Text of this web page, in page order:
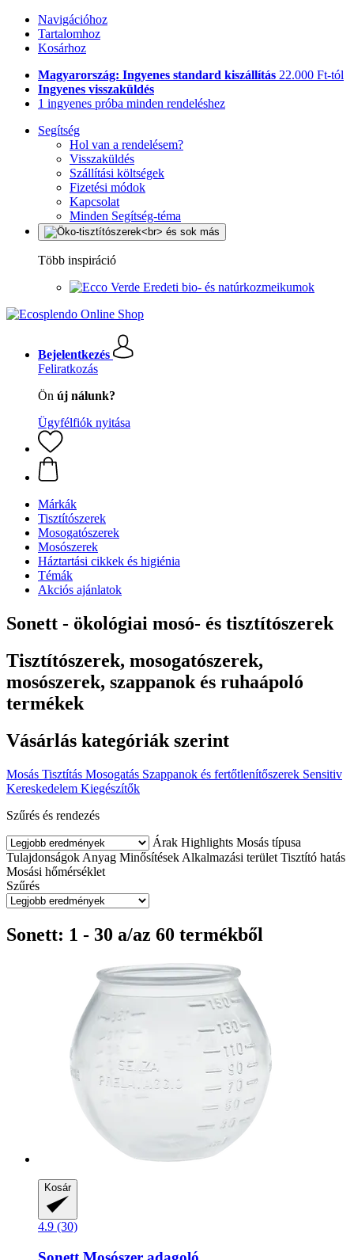
Navigációhoz
Tartalomhoz
Kosárhoz
Magyarország: Ingyenes standard kiszállítás 22.000 Ft-tól
Ingyenes visszaküldés
1 ingyenes próba minden rendeléshez
Segítség
Hol van a rendelésem?
Visszaküldés
Szállítási költségek
Fizetési módok
Kapcsolat
Minden Segítség-téma
Több inspiráció
Eredeti bio- és natúrkozmeikumok
Bejelentkezés
Feliratkozás
Ön új nálunk?
Ügyfélfiók nyitása
Márkák
Tisztítószerek
Mosogatószerek
Mosószerek
Háztartási cikkek és higiénia
Témák
Akciós ajánlatok
Sonett - ökológiai mosó- és tisztítószerek
Tisztítószerek, mosogatószerek,
mosószerek, szappanok és ruhaápoló
termékek
Vásárlás kategóriák szerint
Mosás Tisztítás Mosogatás Szappanok és fertőtlenítőszerek Sensitiv
Kereskedelem Kiegészítők
Szűrés és rendezés
Árak Highlights Mosás típusa
Tulajdonságok Anyag Minősítések Alkalmazási terület Tisztító hatás
Mosási hőmérséklet
Szűrés
Sonett: 1 - 30 a/az 60 termékből
Kosár
4.9 (30)